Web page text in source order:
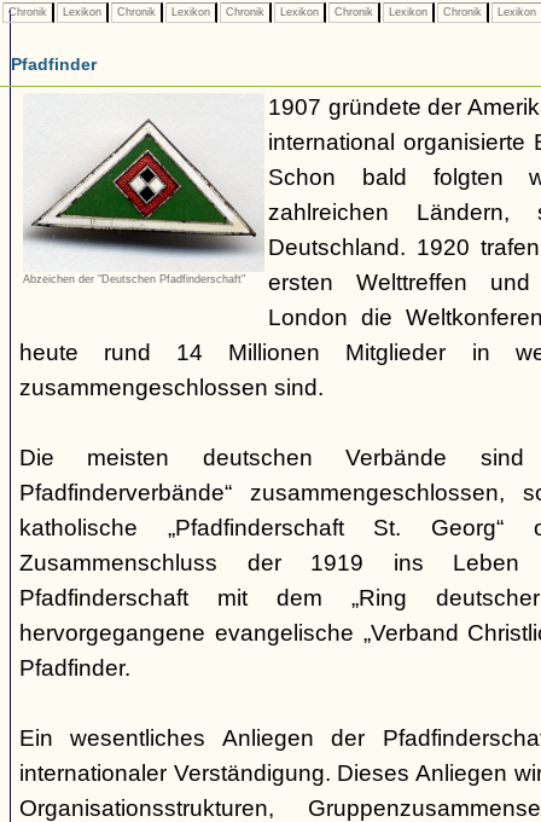
Chronik Lexikon Chronik Lexikon Chronik Lexikon Chronik Lexikon Chronik Lexikon
Pfadfinder
Abzeichen der "Deutschen Pfadfinderschaft"
1907 gründete der
international organisierte
Schon bald folgten
zahlreichen
Deutschland. 1920
ersten Welttreffen
London die
heute rund 14 Millionen Mitglieder in
zusammengeschlossen sind.
Die meisten deutschen Verbände
Pfadfinderverbände“
katholische „Pfadfinderschaft St.
Zusammenschluss der 1919 ins Leben
Pfadfinderschaft mit dem „Ring deutscher
hervorgegangene evangelische „Verband
Pfadfinder.
Ein wesentliches Anliegen der
internationaler Verständigung. Dieses Anliegen
Organisationsstrukturen,